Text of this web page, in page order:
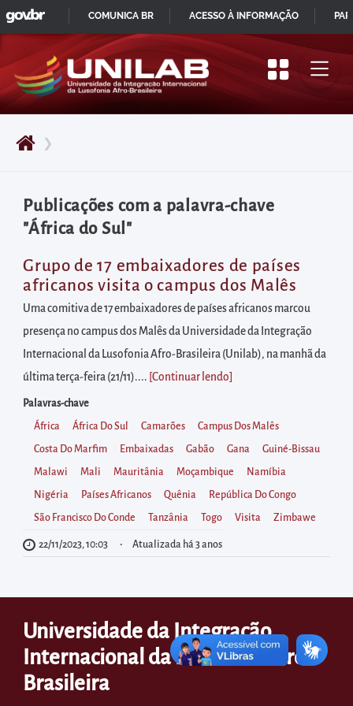
Pular
para
início
do
principal
Acessar
diretamente
o
menu
principal
Acessar
diretamente
à
área
para
realizar
buscas
internas
Acessar
diretamente
as
no
rodapé
❯
Publicações com a palavra-chave
"África do Sul"
Grupo de 17 embaixadores de países
africanos visita o campus dos Malês
Uma comitiva de 17 embaixadores de países africanos marcou
presença no campus dos Malês da Universidade da Integração
Internacional da Lusofonia Afro-Brasileira (Unilab), na manhã da
última terça-feira (21/11).... [Continuar lendo
Palavras-chave
África África Do Sul Camarões Campus Dos Malês
Costa Do Marfim Embaixadas Gabão Gana Guiné-Bissau
Malawi Mali Mauritânia Moçambique Namíbia
Nigéria Países Africanos Quênia República Do Congo
São Francisco Do Conde Tanzânia Togo Visita Zimbawe
22/11/2023, 10:03 Atualizada há 3 anos
Universidade da Integração
Internacional da Lusofonia Afro-
Brasileira
IR
PARA
CONTEÚDO
GOVBR
COMUNICA BR ACESSO À INFORMAÇÃO